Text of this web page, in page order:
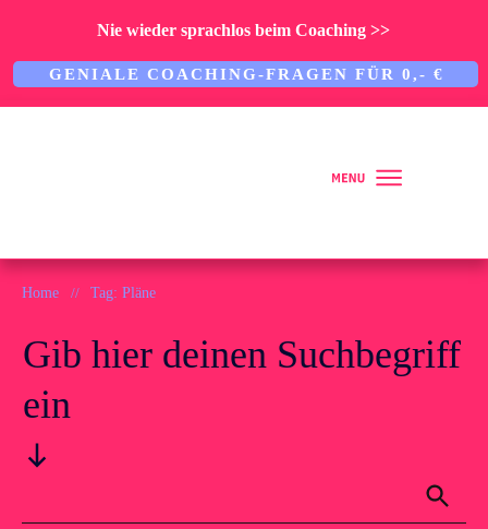
Nie wieder sprachlos beim Coaching >>
GENIALE COACHING-FRAGEN FÜR 0,- €
Home
Über mich
Home // Tag: Pläne
Gib hier deinen Suchbegriff
ein